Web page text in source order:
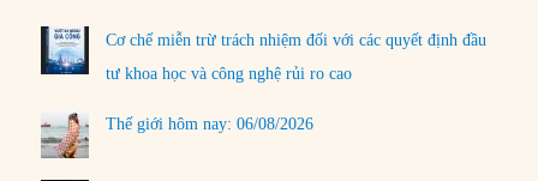
Cơ chế miễn trừ trách nhiệm đối với các quyết định đầu
tư khoa học và công nghệ rủi ro cao
Thế giới hôm nay: 06/08/2026